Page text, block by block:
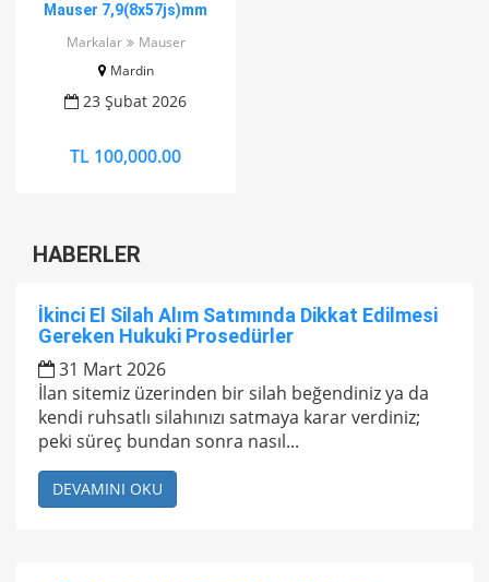
Mauser 7,9(8x57js)mm
Markalar
Mauser
Mardin
23 Şubat 2026
TL 100,000.00
HABERLER
İkinci El Silah Alım Satımında Dikkat Edilmesi
Gereken Hukuki Prosedürler
31 Mart 2026
İlan sitemiz üzerinden bir silah beğendiniz ya da
kendi ruhsatlı silahınızı satmaya karar verdiniz;
peki süreç bundan sonra nasıl...
DEVAMINI OKU